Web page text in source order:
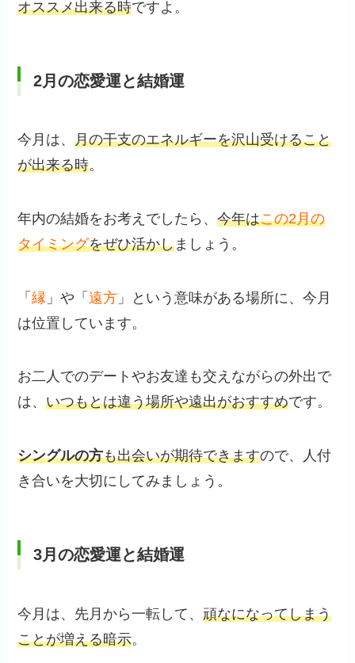
オススメ出来る時ですよ。
2月の恋愛運と結婚運
今月は、月の干支のエネルギーを沢山受けること
が出来る時。
年内の結婚をお考えでしたら、今年はこの2月の
タイミングをぜひ活かし ましょう。
「縁 」や「遠方 」という意味がある場所に、今月
は位置しています。
お二人でのデートやお友達も交えながらの外出で
は、いつもとは違う場所や遠出がおすすめです。
シングルの方も出会いが期待できますので、人付
き合いを大切にしてみましょう。
3月の恋愛運と結婚運
今月は、先月から一転して、頑なになってしまう
ことが増える暗示。